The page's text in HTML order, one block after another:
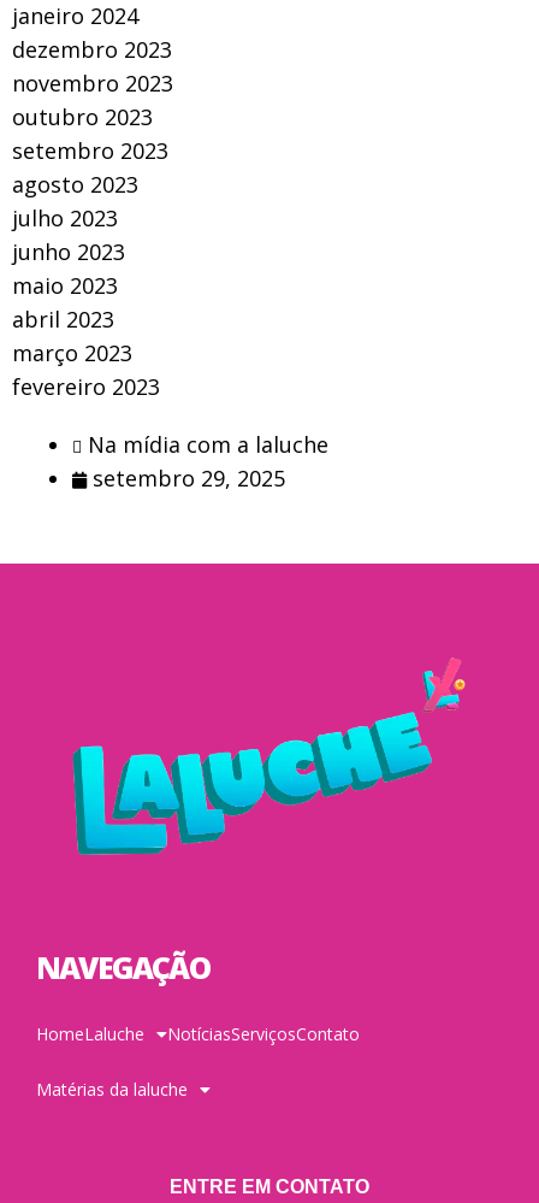
janeiro 2024
dezembro 2023
novembro 2023
outubro 2023
setembro 2023
agosto 2023
julho 2023
junho 2023
maio 2023
abril 2023
março 2023
fevereiro 2023
Na mídia com a laluche
setembro 29, 2025
NAVEGAÇÃO
HomeLaluche NotíciasServiçosContato
Matérias da laluche
ENTRE EM CONTATO